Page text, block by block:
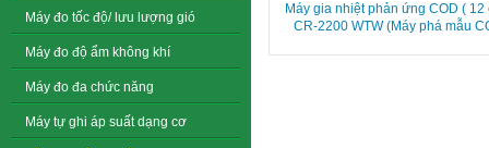
Máy đo tốc độ/ lưu lượng gió
Máy đo độ ẩm không khí
Máy đo đa chức năng
Máy tự ghi áp suất dạng cơ
Máy gia nhiệt phản ứng COD ( 12
CR-2200 WTW (Máy phá mẫu